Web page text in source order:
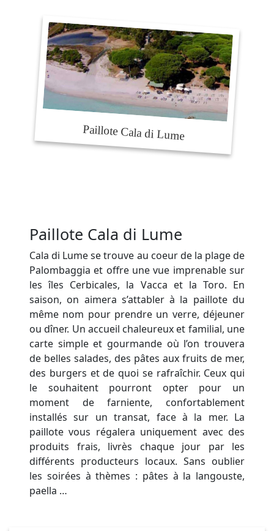
Paillote Cala di Lume
Cala di Lume se trouve au coeur de la plage de
Palombaggia et offre une vue imprenable sur
les îles Cerbicales, la Vacca et la Toro. En
saison, on aimera s’attabler à la paillote du
même nom pour prendre un verre, déjeuner
ou dîner. Un accueil chaleureux et familial, une
carte simple et gourmande où l’on trouvera
de belles salades, des pâtes aux fruits de mer,
des burgers et de quoi se rafraîchir. Ceux qui
le souhaitent pourront opter pour un
moment de farniente, confortablement
installés sur un transat, face à la mer. La
paillote vous régalera uniquement avec des
produits frais, livrès chaque jour par les
différents producteurs locaux. Sans oublier
les soirées à thèmes : pâtes à la langouste,
paella …